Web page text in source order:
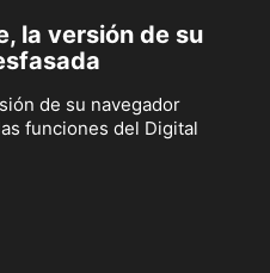
la versión de su
de su navegador
funciones del Digital